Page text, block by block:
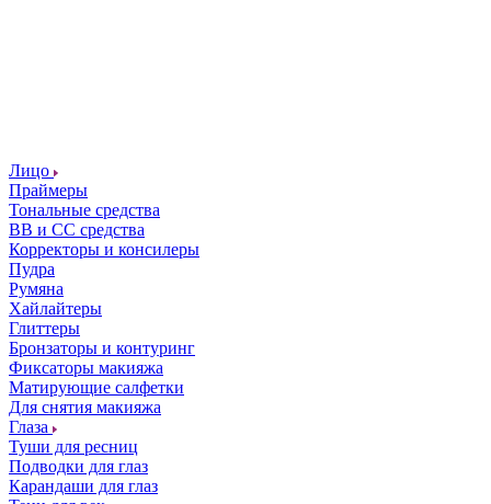
Лицо
Праймеры
Тональные средства
ВВ и СС средства
Корректоры и консилеры
Пудра
Румяна
Хайлайтеры
Глиттеры
Бронзаторы и контуринг
Фиксаторы макияжа
Матирующие салфетки
Для снятия макияжа
Глаза
Туши для ресниц
Подводки для глаз
Карандаши для глаз